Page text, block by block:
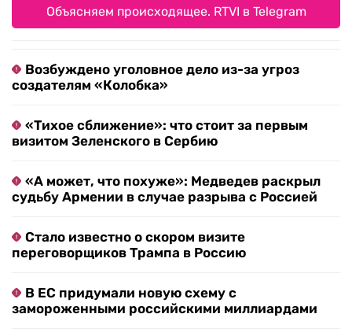
Объясняем происходящее. RTVI в Telegram
Возбуждено уголовное дело из-за угроз
создателям «Колобка»
«Тихое сближение»: что стоит за первым
визитом Зеленского в Сербию
«А может, что похуже»: Медведев раскрыл
судьбу Армении в случае разрыва с Россией
Стало известно о скором визите
переговорщиков Трампа в Россию
В ЕС придумали новую схему с
замороженными российскими миллиардами